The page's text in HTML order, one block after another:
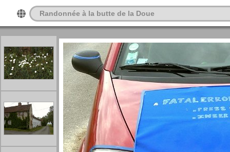
Randonnée à la butte de la Doue